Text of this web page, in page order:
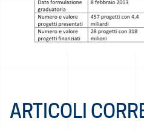
ARTICOLI